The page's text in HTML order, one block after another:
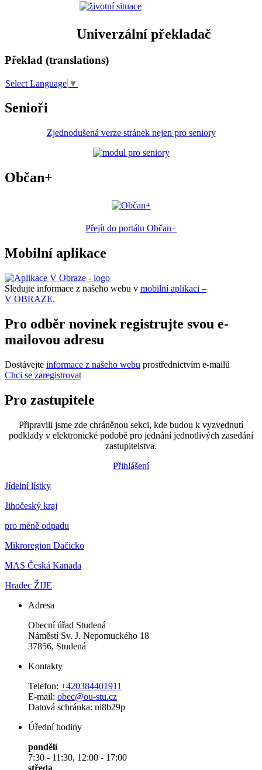
Univerzální překladač
Překlad (translations)
Select Language ▼
Senioři
Zjednodušená verze stránek nejen pro seniory
Občan+
Přejít do portálu Občan+
Mobilní aplikace
Sledujte informace z našeho webu v mobilní aplikaci –
V OBRAZE.
Pro odběr novinek registrujte svou e-
mailovou adresu
Dostávejte informace z našeho webu prostřednictvím e-mailů
Chci se zaregistrovat
Pro zastupitele
Připravili jsme zde chráněnou sekci, kde budou k vyzvednutí
podklady v elektronické podobě pro jednání jednotlivých zasedání
zastupitelstva.
Přihlášení
Jídelní lístky
Jihočeský kraj
pro méně odpadu
Mikroregion Dačicko
MAS Česká Kanada
Hradec ŽIJE
Adresa
Obecní úřad Studená
Náměstí Sv. J. Nepomuckého 18
37856, Studená
Kontakty
Telefon: +420384401911
E-mail: obec@ou-stu.cz
Datová schránka: ni8b29p
Úřední hodiny
pondělí
7:30 - 11:30, 12:00 - 17:00
středa